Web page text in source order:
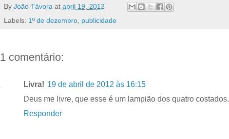
By João Távora at abril 19, 2012
Labels: 1º de dezembro, publicidade
1 comentário:
Livra! 19 de abril de 2012 às 16:15
Deus me livre, que esse é um lampião dos quatro costados.
Responder